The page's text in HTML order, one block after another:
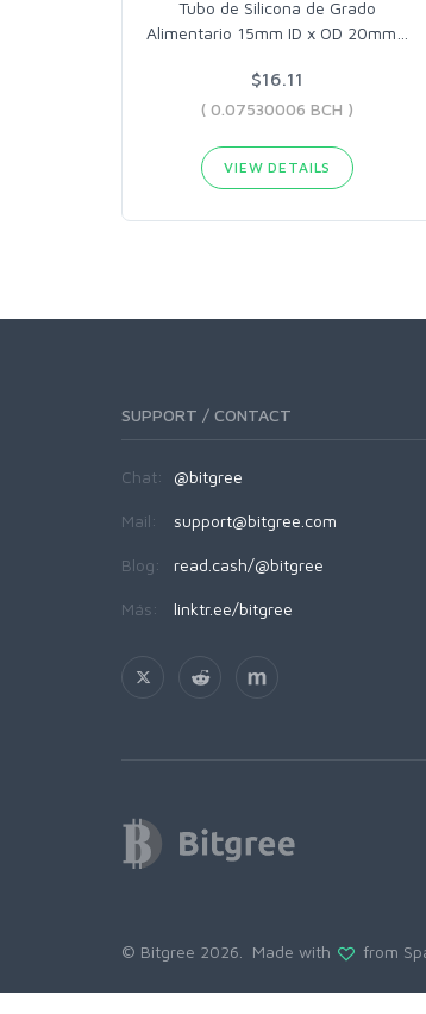
Tubo de Silicona de Grado
Alimentario 15mm ID x OD 20mm
$16.11
( 0.07530006 BCH )
VIEW DETAILS
SUPPORT / CONTACT
Chat: @bitgree
Mail: support@bitgree.com
Blog: read.cash/@bitgree
Más: linktr.ee/bitgree
© Bitgree 2026. Made with from